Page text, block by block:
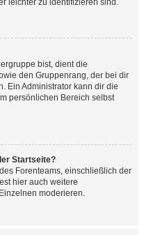
leichter zu identifizieren sind.
bist, dient die
den Gruppenrang, der bei dir
Ein Administrator kann dir die
persönlichen Bereich selbst
Startseite?
Forenteams, einschließlich der
hier auch weitere
moderieren.